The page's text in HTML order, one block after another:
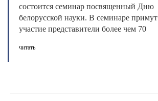
состоится семинар посвященный Дню
белорусской науки. В семинаре примут
участие представители более чем 70
читать